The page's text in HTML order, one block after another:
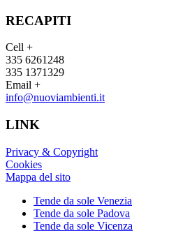
RECAPITI
Cell +
335 6261248
335 1371329
Email +
info@nuoviambienti.it
LINK
Privacy & Copyright
Cookies
Mappa del sito
Tende da sole Venezia
Tende da sole Padova
Tende da sole Vicenza